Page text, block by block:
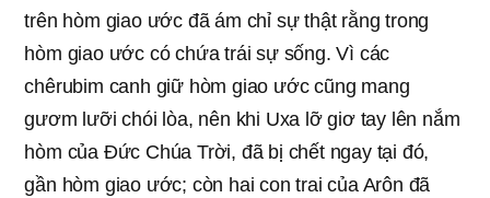
trên hòm giao ước đã ám chỉ sự thật rằng trong
hòm giao ước có chứa trái sự sống. Vì các
chêrubim canh giữ hòm giao ước cũng mang
gươm lưỡi chói lòa, nên khi Uxa lỡ giơ tay lên nắm
hòm của Đức Chúa Trời, đã bị chết ngay tại đó,
gần hòm giao ước; còn hai con trai của Arôn đã